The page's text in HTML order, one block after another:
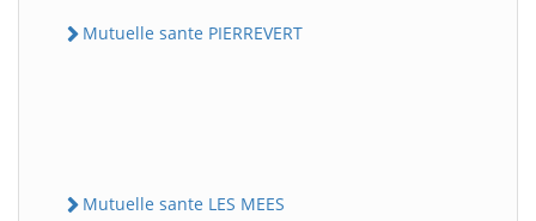
Mutuelle sante PIERREVERT
Mutuelle sante LES MEES